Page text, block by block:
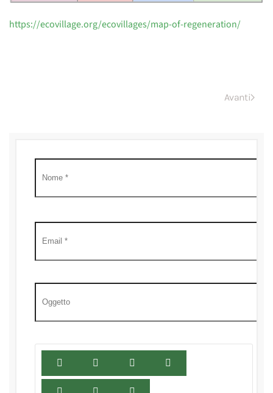
https://ecovillage.org/ecovillages/map-of-regeneration/
Avanti